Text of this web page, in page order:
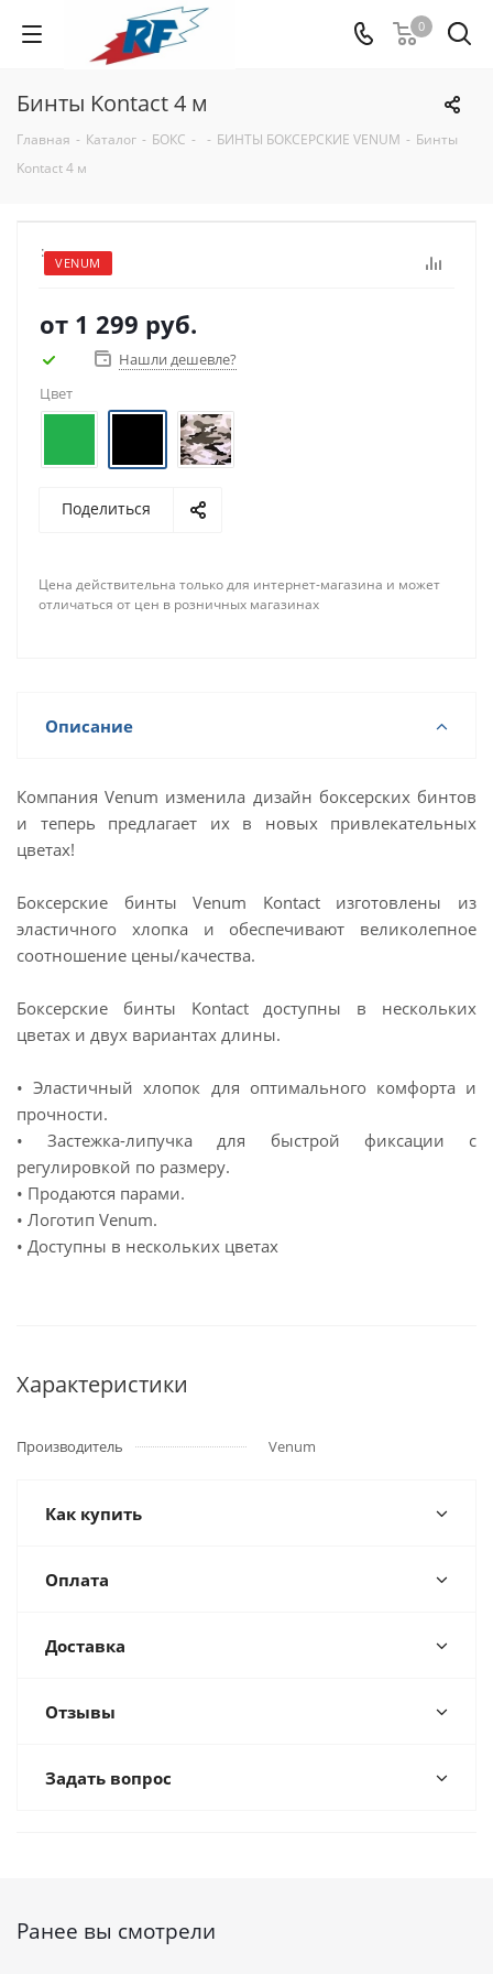
0
Бинты Kontact 4 м
Главная - Каталог - БОКС - - БИНТЫ БОКСЕРСКИЕ VENUM - Бинты
Kontact 4 м
VENUM
:
от 1 299 руб.
Нашли дешевле?
Цвет
Поделиться
Цена действительна только для интернет-магазина и может
отличаться от цен в розничных магазинах
Описание
Компания Venum изменила дизайн боксерских бинтов
и теперь предлагает их в новых привлекательных
цветах!
Боксерские бинты Venum Kontact изготовлены из
эластичного хлопка и обеспечивают великолепное
соотношение цены/качества.
Боксерские бинты Kontact доступны в нескольких
цветах и двух вариантах длины.
• Эластичный хлопок для оптимального комфорта и
прочности.
• Застежка-липучка для быстрой фиксации с
регулировкой по размеру.
• Продаются парами.
• Логотип Venum.
• Доступны в нескольких цветах
Характеристики
Производитель Venum
Как купить
Оплата
Доставка
Отзывы
Задать вопрос
Ранее вы смотрели